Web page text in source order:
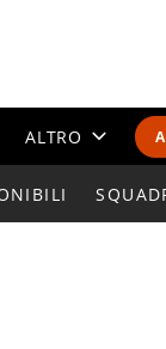
ALTRO
CALENDARI E